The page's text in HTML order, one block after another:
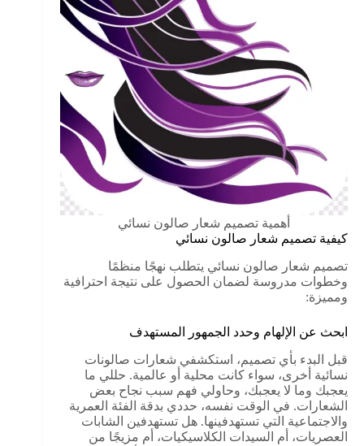
أهمية تصميم شعار صالون نسائي
كيفية تصميم شعار صالون نسائي
تصميم شعار صالون نسائي يتطلب نهجًا منظمًا
وخطوات مدروسة لضمان الحصول على نتيجة احترافية
ومميزة:
ابحث عن الإلهام وحدد الجمهور المستهدف
قبل البدء بأي تصميم، استكشفي شعارات صالونات
نسائية أخرى، سواء كانت محلية أو عالمية. حللي ما
يعجبك وما لا يعجبك، وحاولي فهم سبب نجاح بعض
الشعارات. في الوقت نفسه، حددي بدقة الفئة العمرية
والاجتماعية التي تستهدفينها. هل تستهدفين الشابات
العصريات، أم السيدات الكلاسيكيات، أم مزيجًا من